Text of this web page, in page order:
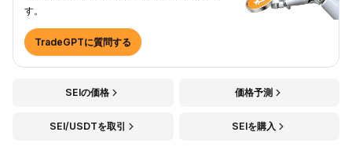
す。
TradeGPTに質問する
SEIの価格 価格予測
SEI/USDTを取引 SEIを購入